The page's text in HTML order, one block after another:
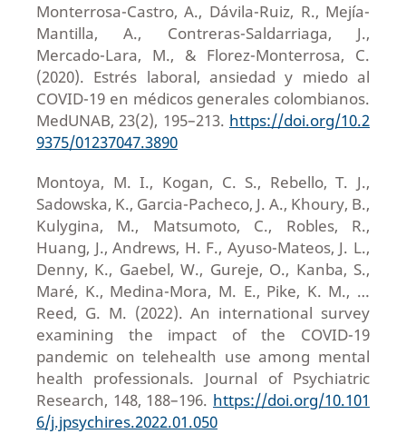
Monterrosa-Castro, A., Dávila-Ruiz, R., Mejía-
Mantilla, A., Contreras-Saldarriaga, J.,
Mercado-Lara, M., & Florez-Monterrosa, C.
(2020). Estrés laboral, ansiedad y miedo al
COVID-19 en médicos generales colombianos.
MedUNAB, 23(2), 195–213. https://doi.org/10.2
9375/01237047.3890
Montoya, M. I., Kogan, C. S., Rebello, T. J.,
Sadowska, K., Garcia-Pacheco, J. A., Khoury, B.,
Kulygina, M., Matsumoto, C., Robles, R.,
Huang, J., Andrews, H. F., Ayuso-Mateos, J. L.,
Denny, K., Gaebel, W., Gureje, O., Kanba, S.,
Maré, K., Medina-Mora, M. E., Pike, K. M., …
Reed, G. M. (2022). An international survey
examining the impact of the COVID-19
pandemic on telehealth use among mental
health professionals. Journal of Psychiatric
Research, 148, 188–196. https://doi.org/10.101
6/j.jpsychires.2022.01.050